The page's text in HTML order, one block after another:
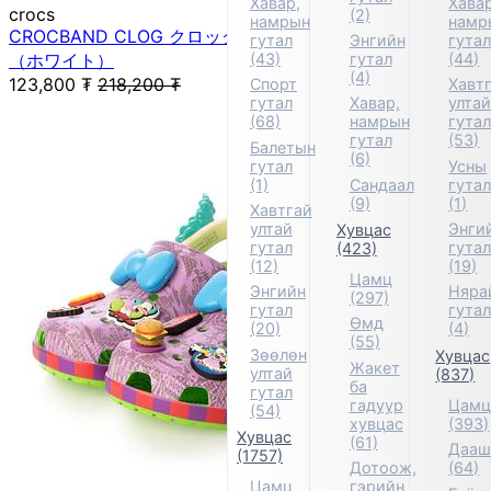
намрын
гутал
(43)
Спорт
гутал
(68)
Балетын
гутал
(1)
Хавтгай
ултай
гутал
(12)
Энгийн
гутал
(20)
Зөөлөн
ултай
гутал
(54)
Хувцас
(1757)
Цамц
(2)
Энгийн
гутал
(4)
Хавар,
намрын
гутал
(6)
Сандаал
(9)
Хувцас
(423)
Цамц
(297)
Өмд
(55)
Жакет
ба
гадуур
хувцас
(61)
Дотоож,
гэрийн
гутал
(44)
ултай
гутал
(53)
Усны
гутал
(1)
гутал
(19)
гутал
(4)
Хувцас
(837)
Цамц
(393)
(64)
crocs
CROCBAND CLOG クロックバンド クロッグ サンダル
（ホワイト）
123,800 ₮ 218,200 ₮